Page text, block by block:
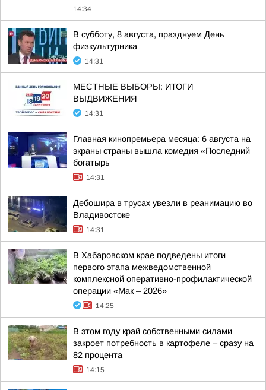
14:34
В субботу, 8 августа, празднуем День
физкультурника
14:31
МЕСТНЫЕ ВЫБОРЫ: ИТОГИ
ВЫДВИЖЕНИЯ
14:31
Главная кинопремьера месяца: 6 августа на
экраны страны вышла комедия «Последний
богатырь
14:31
Дебошира в трусах увезли в реанимацию во
Владивостоке
14:31
В Хабаровском крае подведены итоги
первого этапа межведомственной
комплексной оперативно-профилактической
операции «Мак – 2026»
14:25
В этом году край собственными силами
закроет потребность в картофеле – сразу на
82 процента
14:15